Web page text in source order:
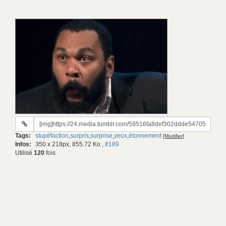
URL
gif:
Tags: stupéfaction,surpris,surprise,yeux,étonnement [Modifier]
Infos: 350 x 218px, 855.72 Ko , #189
Utilisé 120 fois